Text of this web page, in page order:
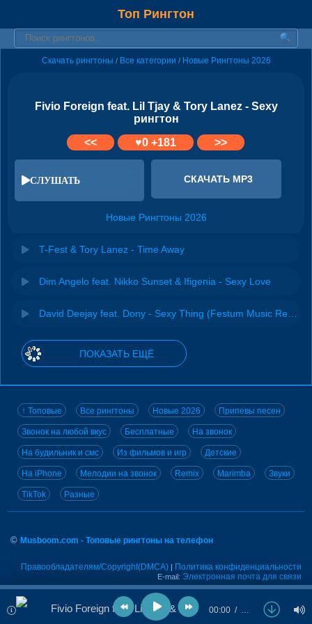
Топ Рингтон
Скачать рингтоны / Все категории / Новые Рингтоны 2026
Fivio Foreign feat. Lil Tjay & Tory Lanez - Sexy
рингтон
<<
♥0+181 >>
СЛУШАТЬ СКАЧАТЬ MP3
Новые Рингтоны 2026
T-Fest & Tory Lanez - Time Away
Dim Angelo feat. Nikko Sunset & Ifigenia - Sexy Love
ПОКАЗАТЬ ЕЩЁ
↑ Топовые Все рингтоны Новые 2026 Припевы песен
Звонок на любой вкус Бесплатные На звонок
На будильник и смс Из фильмов и игр Детские
На iPhone Мелодии на звонок Remix Marimba Звуки
TikTok Разные
© Musboom.com - Топовые рингтоны на телефон
Правообладателям/Copyright(DMCA) | Политика конфиденциальности
E-mail: Электронная почта для связи
Fivio Foreign feat. Lil Tjay & Tory Lanez - Sexy 00:00 …